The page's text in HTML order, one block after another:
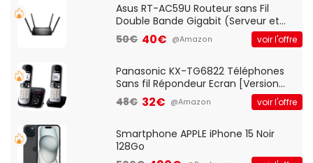
Asus RT-AC59U Routeur sans Fil
Double Bande Gigabit (Serveur et
Client VPN, Triple Vlan, Mode Point
d'accès et Bridge, contrôle Parental,
50€ 40€ @Amazon voir l'offre
Panasonic KX-TG6822 Téléphones
Sans fil Répondeur Ecran [Version
Française]
48€ 32€ @Amazon voir l'offre
Smartphone APPLE iPhone 15 Noir
128Go